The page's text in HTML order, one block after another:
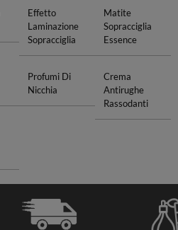
Effetto
Laminazione
Sopracciglia
Matite
Sopracciglia
Essence
Profumi Di
Nicchia
Crema
Antirughe
Rassodanti